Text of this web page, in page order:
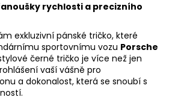
rychlosti a precizního
exkluzivní pánské tričko, které
sportovnímu vozu Porsche
černé tričko je více než jen
vaší vášně pro
a dokonalost, která se snoubí s